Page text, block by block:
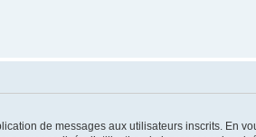
de messages aux utilisateurs inscrits. En